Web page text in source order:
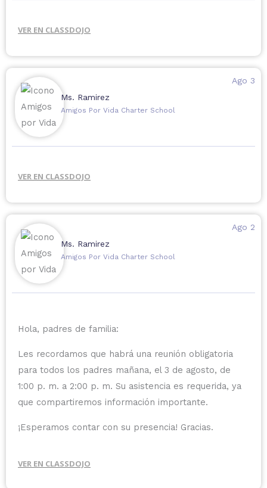
VER EN CLASSDOJO
Ms. Ramirez
Ago 3
Amigos Por Vida Charter School
VER EN CLASSDOJO
Ms. Ramirez
Ago 2
Amigos Por Vida Charter School
Hola, padres de familia:
Les recordamos que habrá una reunión obligatoria
para todos los padres mañana, el 3 de agosto, de
1:00 p. m. a 2:00 p. m. Su asistencia es requerida, ya
que compartiremos información importante.
¡Esperamos contar con su presencia! Gracias.
VER EN CLASSDOJO